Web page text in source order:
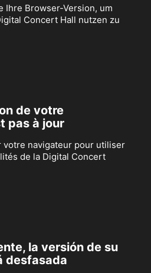
Ihre Browser-Version, um
Concert Hall nutzen zu
de votre
pas à jour
votre navigateur pour utiliser
de la Digital Concert
la versión de su
desfasada